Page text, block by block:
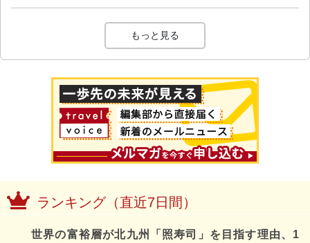
もっと見る
ランキング（直近7日間）
世界の富裕層が北九州「照寿司」を目指す理由、1